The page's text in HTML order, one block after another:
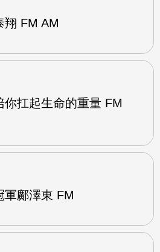
翔 FM AM
你扛起生命的重量 FM
軍鄺澤東 FM